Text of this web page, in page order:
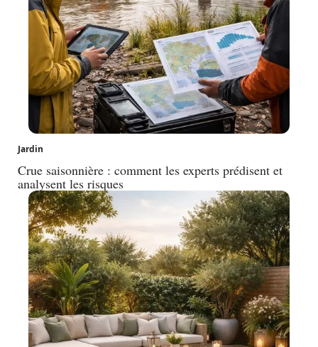
Jardin
Crue saisonnière : comment les experts prédisent et
analysent les risques